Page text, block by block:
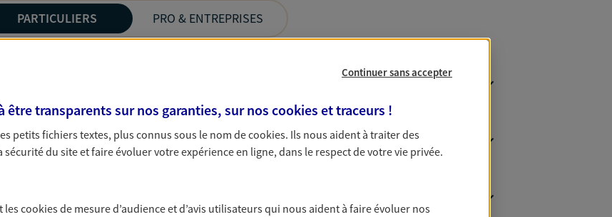
PARTICULIERS PRO & ENTREPRISES
Continuer sans accepter
être transparents sur nos garanties, sur nos cookies et traceurs !
petits fichiers textes, plus connus sous le nom decookies. Ils nous aident à traiter des
du site et faire évoluer votre expérience en ligne, dans le respect de votre vie privée.
lescookiesde mesure d’audience et d’avis utilisateurs qui nous aident à faire évoluer nos